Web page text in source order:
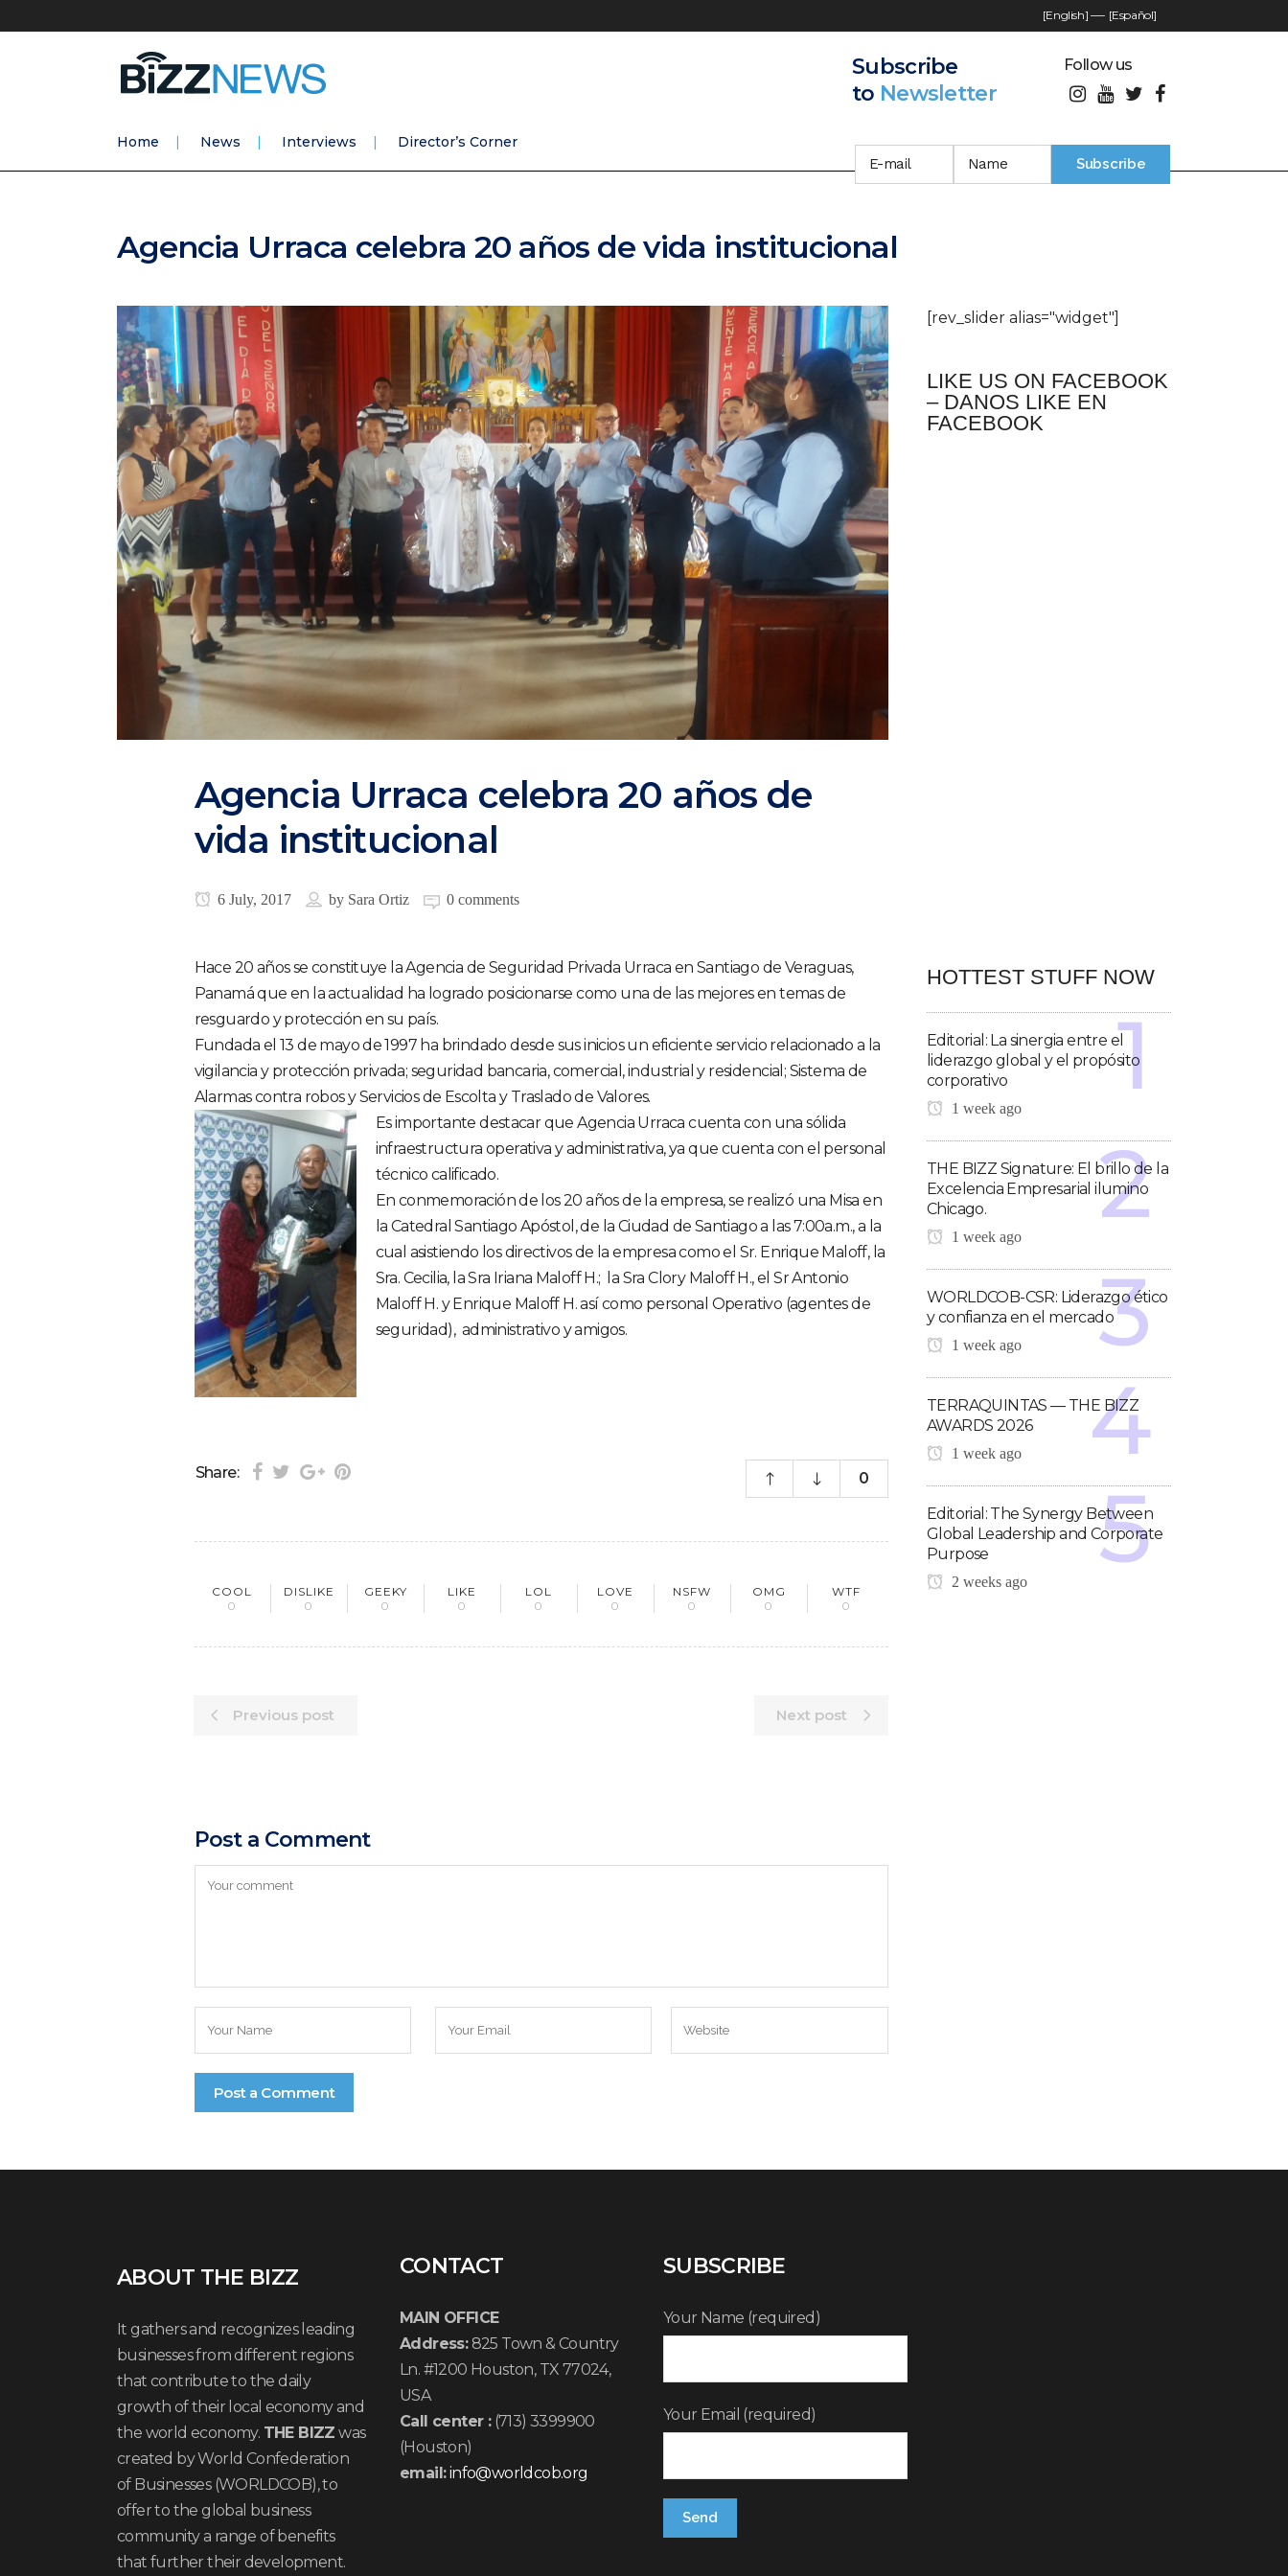
[English] —- [Español]
Subscribe
to Newsletter
Follow us
Home News Interviews Director’s Corner
Agencia Urraca celebra 20 años de vida institucional
Agencia Urraca celebra 20 años de
vida institucional
6 July, 2017 by Sara Ortiz 0 comments
Hace 20 años se constituye la Agencia de Seguridad Privada Urraca en Santiago de Veraguas,
Panamá que en la actualidad ha logrado posicionarse como una de las mejores en temas de
resguardo y protección en su país.
Fundada el 13 de mayo de 1997 ha brindado desde sus inicios un eficiente servicio relacionado a la
vigilancia y protección privada; seguridad bancaria, comercial, industrial y residencial; Sistema de
Alarmas contra robos y Servicios de Escolta y Traslado de Valores.
Es importante destacar que Agencia Urraca cuenta con una sólida
infraestructura operativa y administrativa, ya que cuenta con el personal
técnico calificado.
En conmemoración de los 20 años de la empresa, se realizó una Misa en
la Catedral Santiago Apóstol, de la Ciudad de Santiago a las 7:00a.m., a la
cual asistiendo los directivos de la empresa como el Sr. Enrique Maloff, la
Sra. Cecilia, la Sra Iriana Maloff H.; la Sra Clory Maloff H., el Sr Antonio
Maloff H. y Enrique Maloff H. así como personal Operativo (agentes de
seguridad), administrativo y amigos.
Share: 0
COOL
0
DISLIKE
0
GEEKY
0
LIKE
0
LOL
0
LOVE
0
NSFW
0
OMG
0
WTF
0
Previous post Next post
Post a Comment
[rev_slider alias="widget"]
LIKE US ON FACEBOOK
– DANOS LIKE EN
FACEBOOK
HOTTEST STUFF NOW
Editorial: La sinergia entre el
liderazgo global y el propósito
corporativo
1 week ago
THE BIZZ Signature: El brillo de la
Excelencia Empresarial ilumino
Chicago.
1 week ago
WORLDCOB-CSR: Liderazgo ético
y confianza en el mercado
1 week ago
TERRAQUINTAS — THE BIZZ
AWARDS 2026
1 week ago
Editorial: The Synergy Between
Global Leadership and Corporate
Purpose
2 weeks ago
ABOUT THE BIZZ
It gathers and recognizes leading
businesses from different regions
that contribute to the daily
growth of their local economy and
the world economy. THE BIZZ was
created by World Confederation
of Businesses (WORLDCOB), to
offer to the global business
community a range of benefits
that further their development.
CONTACT
MAIN OFFICE
Address:825 Town & Country
Ln. #1200 Houston, TX 77024,
USA
Call center :(713) 3399900
(Houston)
email:info@worldcob.org
SUBSCRIBE
Your Name (required)
Your Email (required)